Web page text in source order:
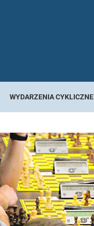
WYDARZENIA CYKLICZNE